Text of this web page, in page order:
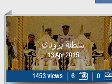
سلطنة بروناى
13 Apr 2015
1453 views 6 0